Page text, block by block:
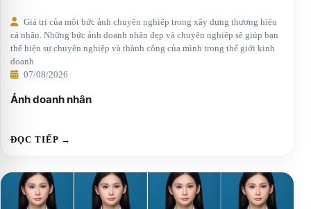
Giá trị của một bức ảnh chuyên nghiệp trong xây dựng thương hiệu
cá nhân. Những bức ảnh doanh nhân đẹp và chuyên nghiệp sẽ giúp bạn
thể hiện sự chuyên nghiệp và thành công của mình trong thế giới kinh
doanh
07/08/2026
Ảnh doanh nhân
ĐỌC TIẾP →